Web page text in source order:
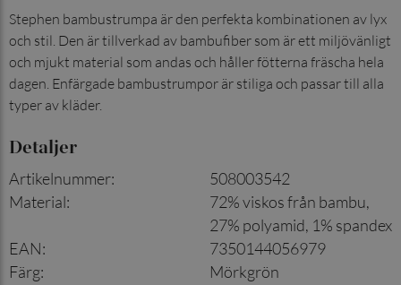
Stephen bambustrumpa är den perfekta kombinationen av lyx
och stil. Den är tillverkad av bambufiber som är ett miljövänligt
och mjukt material som andas och håller fötterna fräscha hela
dagen. Enfärgade bambustrumpor är stiliga och passar till alla
typer av kläder.
Detaljer
Artikelnummer:
508003542
Material:
72% viskos från bambu,
27% polyamid, 1% spandex
EAN:
7350144056979
Färg:
Mörkgrön